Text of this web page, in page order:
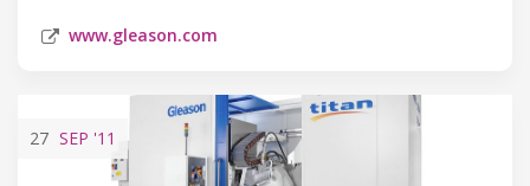
www.gleason.com
27 SEP '11